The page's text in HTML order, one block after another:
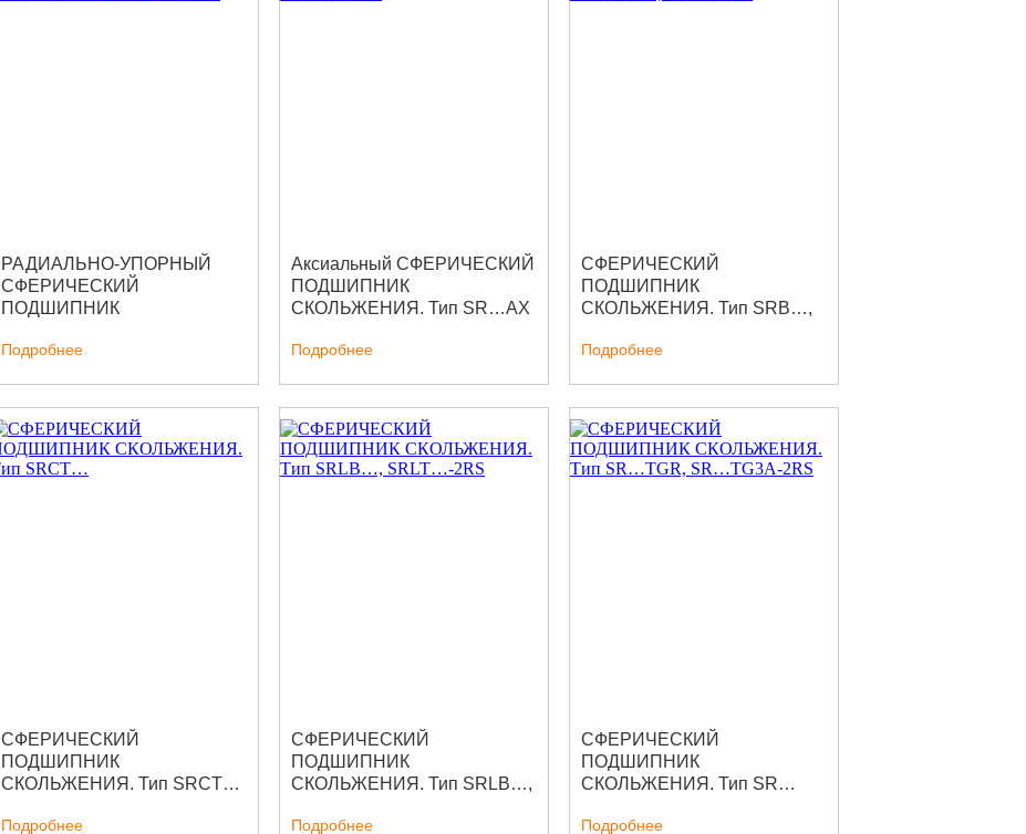
РАДИАЛЬНО-УПОРНЫЙ
СФЕРИЧЕСКИЙ
ПОДШИПНИК
Подробнее
Аксиальный СФЕРИЧЕСКИЙ
ПОДШИПНИК
СКОЛЬЖЕНИЯ. Тип SR…AX
Подробнее
СФЕРИЧЕСКИЙ
ПОДШИПНИК
СКОЛЬЖЕНИЯ. Тип SRB…,
Подробнее
СФЕРИЧЕСКИЙ
ПОДШИПНИК
СКОЛЬЖЕНИЯ. Тип SRCT…
Подробнее
СФЕРИЧЕСКИЙ
ПОДШИПНИК
СКОЛЬЖЕНИЯ. Тип SRLB…,
Подробнее
СФЕРИЧЕСКИЙ
ПОДШИПНИК
СКОЛЬЖЕНИЯ. Тип SR…
Подробнее